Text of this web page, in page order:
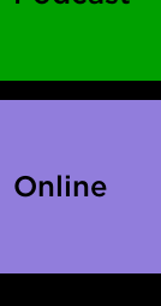
Online